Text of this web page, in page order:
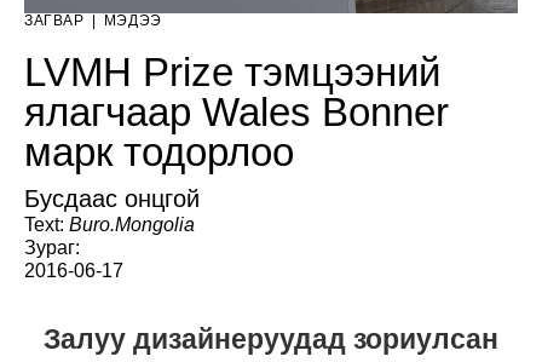
ЗАГВАР | МЭДЭЭ
LVMH Prize тэмцээний
ялагчаар Wales Bonner
марк тодорлоо
Бусдаас онцгой
Text: Buro.Mongolia
Зураг:
2016-06-17
Залуу дизайнеруудад зориулсан